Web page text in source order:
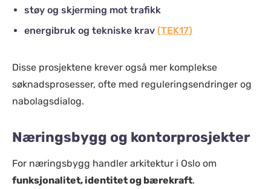
støy og skjerming mot trafikk
energibruk og tekniske krav (TEK17)
Disse prosjektene krever også mer komplekse
søknadsprosesser, ofte med reguleringsendringer og
nabolagsdialog.
Næringsbygg og kontorprosjekter
For næringsbygg handler arkitektur i Oslo om
funksjonalitet, identitet og bærekraft.